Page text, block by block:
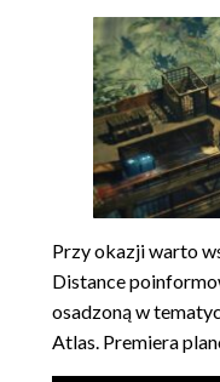
Przy okazji warto
Distance
osadzoną w
Atlas. Premiera